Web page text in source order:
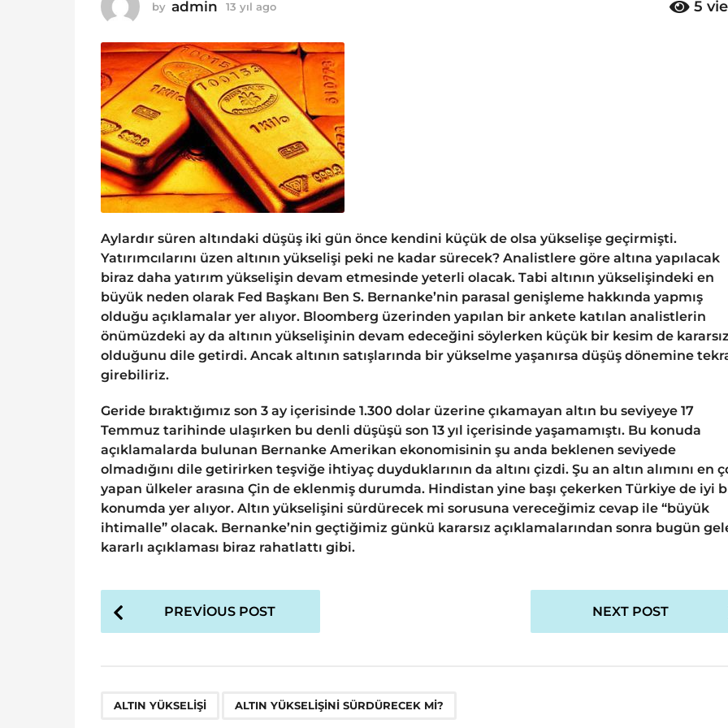
1
3
y
ı
l
a
g
o
by admin 13 yıl ago
ı
l
a
g
o
5
Aylardır süren altındaki düşüş iki gün önce kendini küçük de olsa yükselişe geçirmişti.
Yatırımcılarını üzen altının yükselişi peki ne kadar sürecek? Analistlere göre altına yapılacak
biraz daha yatırım yükselişin devam etmesinde yeterli olacak. Tabi altının yükselişindeki en
büyük neden olarak Fed Başkanı Ben S. Bernanke’nin parasal genişleme hakkında yapmış
olduğu açıklamalar yer alıyor. Bloomberg üzerinden yapılan bir ankete katılan analistlerin
önümüzdeki ay da altının yükselişinin devam edeceğini söylerken küçük bir kesim de kararsız
olduğunu dile getirdi. Ancak altının satışlarında bir yükselme yaşanırsa düşüş dönemine
girebiliriz.
Geride bıraktığımız son 3 ay içerisinde 1.300 dolar üzerine çıkamayan altın bu seviyeye 17
Temmuz tarihinde ulaşırken bu denli düşüşü son 13 yıl içerisinde yaşamamıştı. Bu konuda
açıklamalarda bulunan Bernanke Amerikan ekonomisinin şu anda beklenen seviyede
olmadığını dile getirirken teşviğe ihtiyaç duyduklarının da altını çizdi. Şu an altın alımını en
yapan ülkeler arasına Çin de eklenmiş durumda. Hindistan yine başı çekerken Türkiye de iyi
konumda yer alıyor. Altın yükselişini sürdürecek mi sorusuna vereceğimiz cevap ile “büyük
ihtimalle” olacak. Bernanke’nin geçtiğimiz günkü kararsız açıklamalarından sonra bugün
kararlı açıklaması biraz rahatlattı gibi.
P
o
P
PREVIOUS POST NEXT POST
ALTIN YÜKSELIŞI ALTIN YÜKSELIŞINI SÜRDÜRECEK MI?